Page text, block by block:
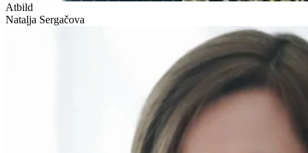
Atbild
Nataļja Sergačova